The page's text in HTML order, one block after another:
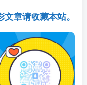
章请收藏本站。